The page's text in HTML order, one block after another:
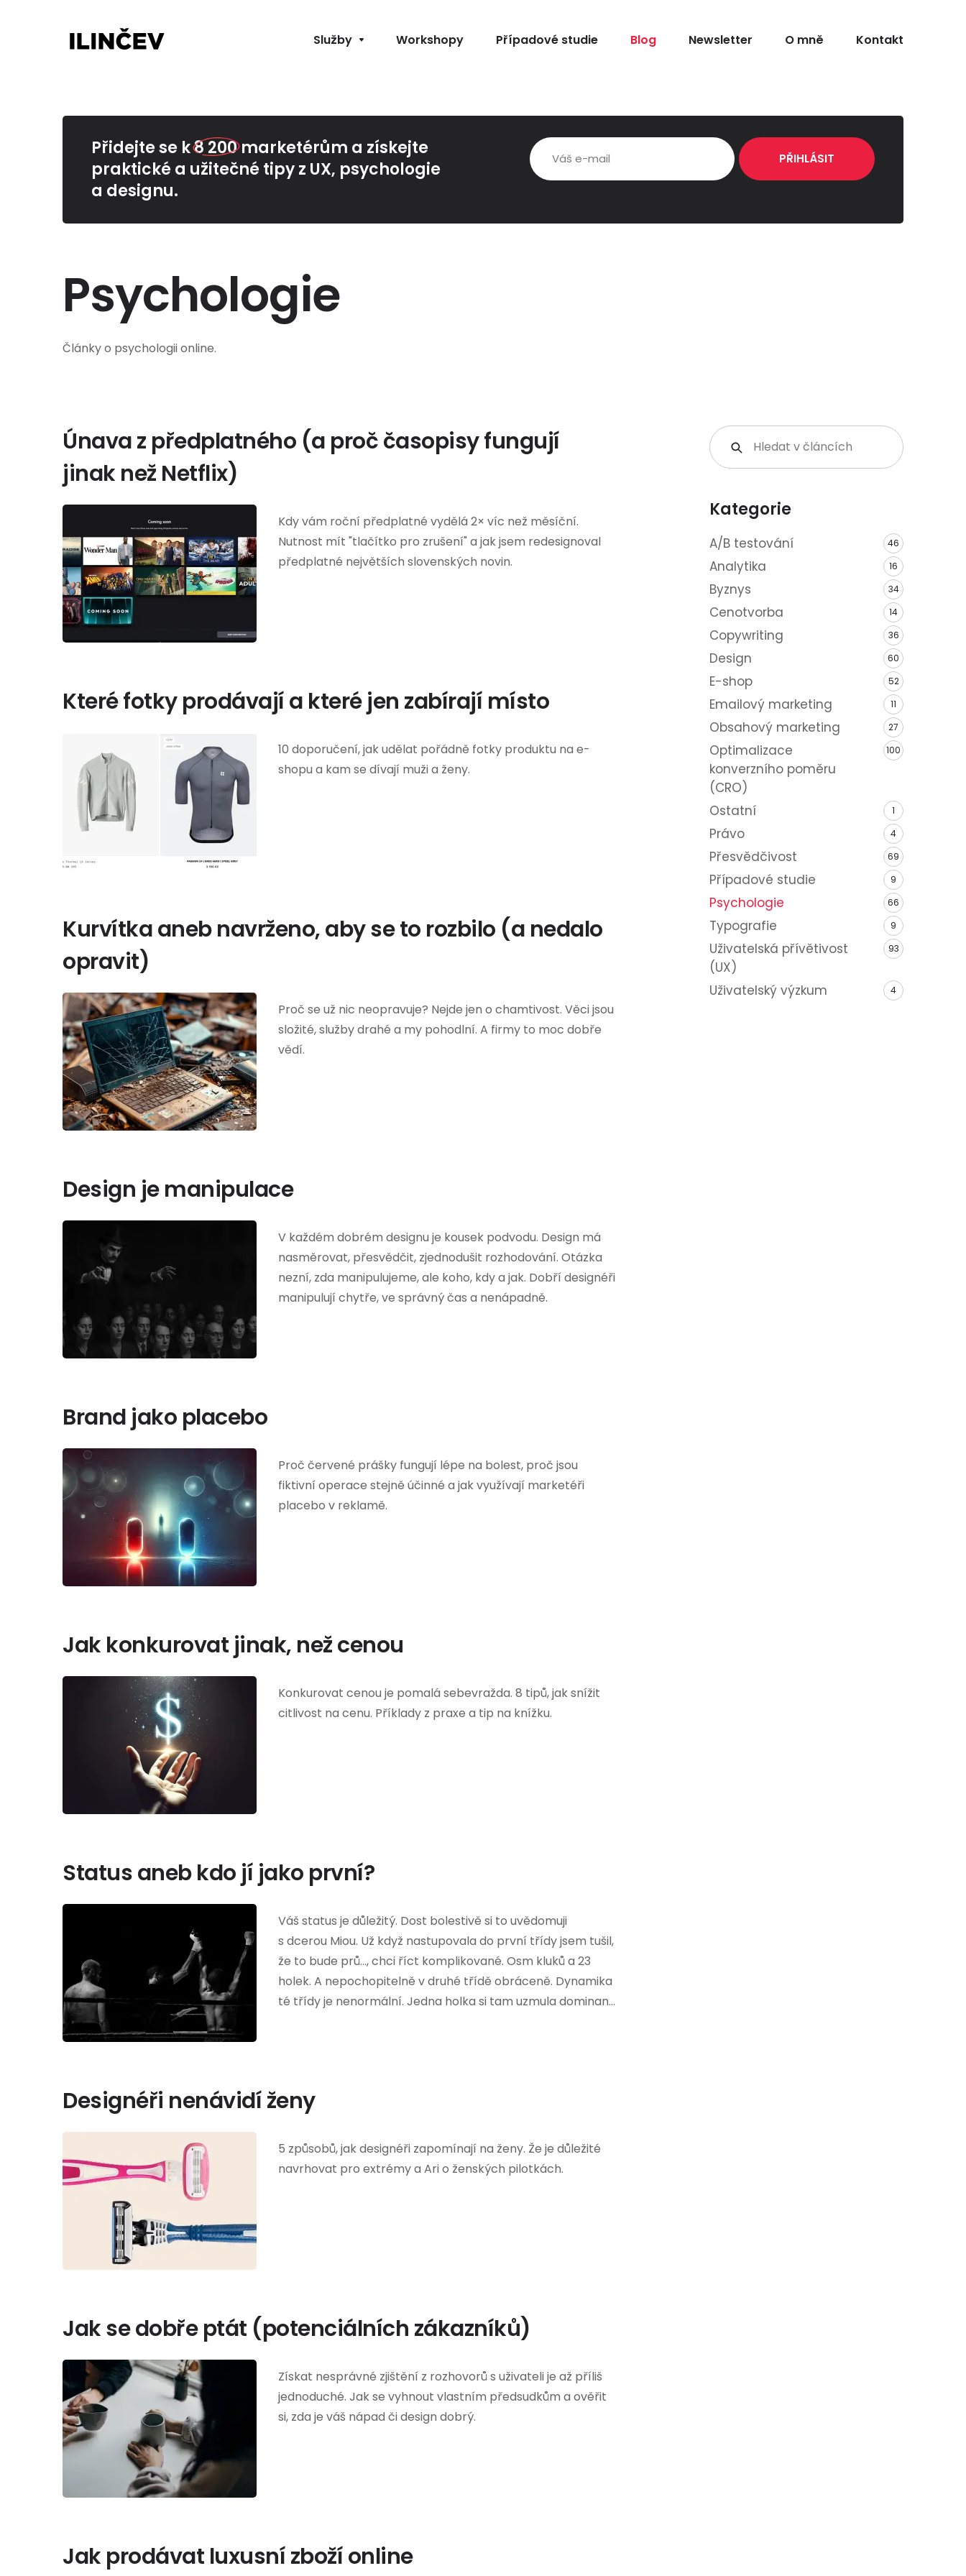
Služby Workshopy Případové studie Blog Newsletter O mně Kontakt
Přidejte se k8 200marketérům a získejte
praktické a užitečné tipy z UX, psychologie
a designu.
Psychologie
Články o psychologii online.
Únava z předplatného (a proč časopisy fungují
jinak než Netflix)
Kdy vám roční předplatné vydělá 2× víc než měsíční.
Nutnost mít "tlačítko pro zrušení" a jak jsem redesignoval
předplatné největších slovenských novin.
Které fotky prodávají a které jen zabírají místo
10 doporučení, jak udělat pořádně fotky produktu na e-
shopu a kam se dívají muži a ženy.
Kurvítka aneb navrženo, aby se to rozbilo (a nedalo
opravit)
Proč se už nic neopravuje? Nejde jen o chamtivost. Věci jsou
složité, služby drahé a my pohodlní. A firmy to moc dobře
vědí.
Design je manipulace
V každém dobrém designu je kousek podvodu. Design má
nasměrovat, přesvědčit, zjednodušit rozhodování. Otázka
nezní, zda manipulujeme, ale koho, kdy a jak. Dobří designéři
manipulují chytře, ve správný čas a nenápadně.
Brand jako placebo
Proč červené prášky fungují lépe na bolest, proč jsou
fiktivní operace stejně účinné a jak využívají marketéři
placebo v reklamě.
Jak konkurovat jinak, než cenou
Konkurovat cenou je pomalá sebevražda. 8 tipů, jak snížit
citlivost na cenu. Příklady z praxe a tip na knížku.
Status aneb kdo jí jako první?
Váš status je důležitý. Dost bolestivě si to uvědomuji
s dcerou Miou. Už když nastupovala do první třídy jsem tušil,
že to bude prů…, chci říct komplikované. Osm kluků a 23
holek. A nepochopitelně v druhé třídě obráceně. Dynamika
té třídy je nenormální. Jedna holka si tam uzmula dominan...
Designéři nenávidí ženy
5 způsobů, jak designéři zapomínají na ženy. Že je důležité
navrhovat pro extrémy a Ari o ženských pilotkách.
Jak se dobře ptát (potenciálních zákazníků)
Získat nesprávné zjištění z rozhovorů s uživateli je až příliš
jednoduché. Jak se vyhnout vlastním předsudkům a ověřit
si, zda je váš nápad či design dobrý.
Jak prodávat luxusní zboží online
Kategorie
A/B testování 46
Analytika 16
Byznys 34
Cenotvorba 14
Copywriting 36
Design 60
E-shop 52
Emailový marketing 11
Obsahový marketing 27
Optimalizace
konverzního poměru
(CRO)
100
Ostatní 1
Právo 4
Přesvědčivost 69
Případové studie 9
Psychologie 66
Typografie 9
Uživatelská přívětivost
(UX)
93
Uživatelský výzkum 4